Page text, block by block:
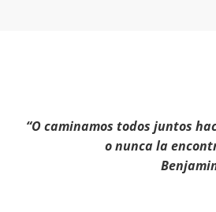
“O caminamos todos juntos
o nunca la